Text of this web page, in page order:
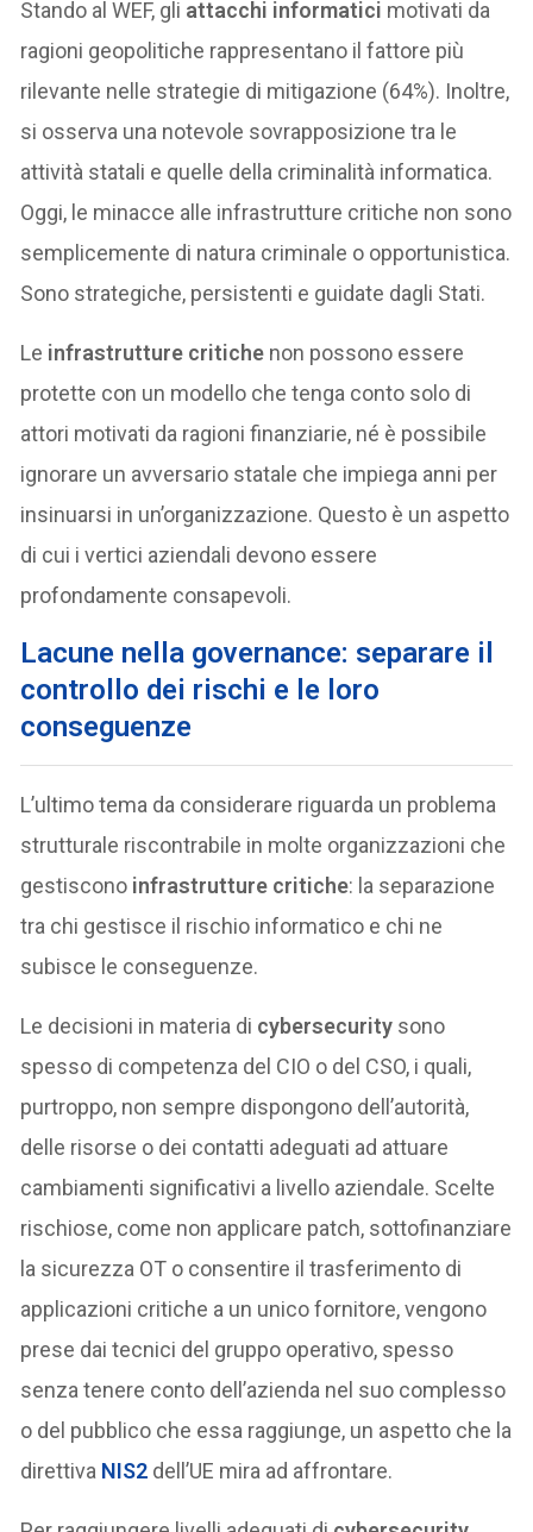
Stando al WEF, gli attacchi informatici motivati da
ragioni geopolitiche rappresentano il fattore più
rilevante nelle strategie di mitigazione (64%). Inoltre,
si osserva una notevole sovrapposizione tra le
attività statali e quelle della criminalità informatica.
Oggi, le minacce alle infrastrutture critiche non sono
semplicemente di natura criminale o opportunistica.
Sono strategiche, persistenti e guidate dagli Stati.
Le infrastrutture critiche non possono essere
protette con un modello che tenga conto solo di
attori motivati da ragioni finanziarie, né è possibile
ignorare un avversario statale che impiega anni per
insinuarsi in un’organizzazione. Questo è un aspetto
di cui i vertici aziendali devono essere
profondamente consapevoli.
Lacune nella governance: separare il
controllo dei rischi e le loro
conseguenze
L’ultimo tema da considerare riguarda un problema
strutturale riscontrabile in molte organizzazioni che
gestiscono infrastrutture critiche: la separazione
tra chi gestisce il rischio informatico e chi ne
subisce le conseguenze.
Le decisioni in materia di cybersecurity sono
spesso di competenza del CIO o del CSO, i quali,
purtroppo, non sempre dispongono dell’autorità,
delle risorse o dei contatti adeguati ad attuare
cambiamenti significativi a livello aziendale. Scelte
rischiose, come non applicare patch, sottofinanziare
la sicurezza OT o consentire il trasferimento di
applicazioni critiche a un unico fornitore, vengono
prese dai tecnici del gruppo operativo, spesso
senza tenere conto dell’azienda nel suo complesso
o del pubblico che essa raggiunge, un aspetto che la
direttiva NIS2 dell’UE mira ad affrontare.